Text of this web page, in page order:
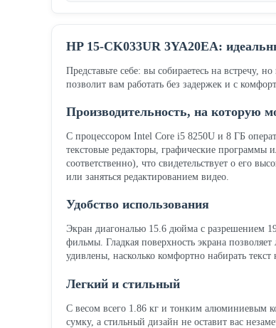
HP 15-CK033UR 3YA20EA:
Представьте себе: вы собираетесь на встречу,
позволит вам работать без задержек и с
Производительность, на которую
С процессором Intel Core i5 8250U и 8 ГБ
текстовые редакторы, графические программы
соответственно), что свидетельствует о его
или заняться редактированием видео.
Удобство использования
Экран диагональю 15.6 дюйма с разрешением
фильмы. Гладкая поверхность экрана
удивлены, насколько комфортно набирать
Легкий и стильный
С весом всего 1.86 кг и тонким алюминиевым
сумку, а стильный дизайн не оставит вас